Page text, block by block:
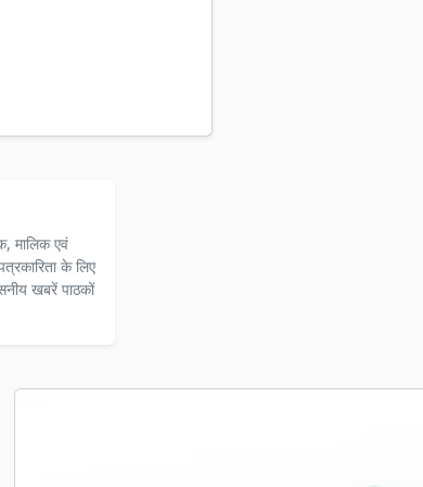
मालिक एवं
के लिए
खबरें पाठकों